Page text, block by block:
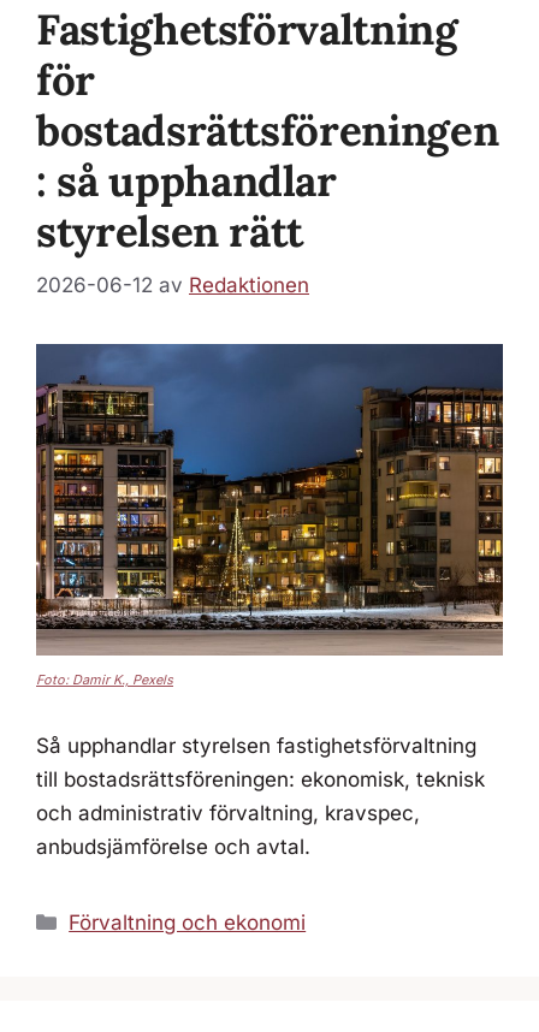
Fastighetsförvaltning
för
bostadsrättsföreningen
: så upphandlar
styrelsen rätt
2026-06-12 av Redaktionen
Foto: Damir K., Pexels
Så upphandlar styrelsen fastighetsförvaltning
till bostadsrättsföreningen: ekonomisk, teknisk
och administrativ förvaltning, kravspec,
anbudsjämförelse och avtal.
Kategorier
Förvaltning och ekonomi